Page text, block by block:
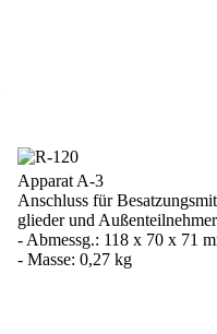
Apparat A-3
Anschluss für
glieder und Außenteilnehmer
- Abmessg.: 118 x 70 x 71
- Masse: 0,27 kg